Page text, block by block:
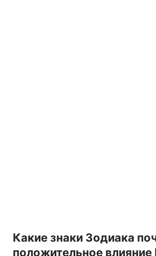
Какие знаки Зодиака
положительное